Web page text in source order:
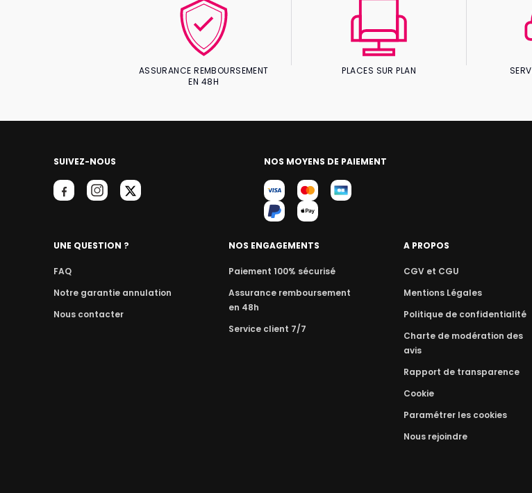
ASSURANCE REMBOURSEMENT
EN 48H
PLACES SUR PLAN
SUIVEZ-NOUS NOS MOYENS DE PAIEMENT
UNE QUESTION ?
FAQ
Notre garantie annulation
Nous contacter
NOS ENGAGEMENTS
Paiement 100% sécurisé
Assurance remboursement
en 48h
Service client 7/7
A PROPOS
CGV et CGU
Mentions Légales
Politique de confidentialité
Charte de modération des
avis
Rapport de transparence
Cookie
Paramétrer les cookies
Nous rejoindre